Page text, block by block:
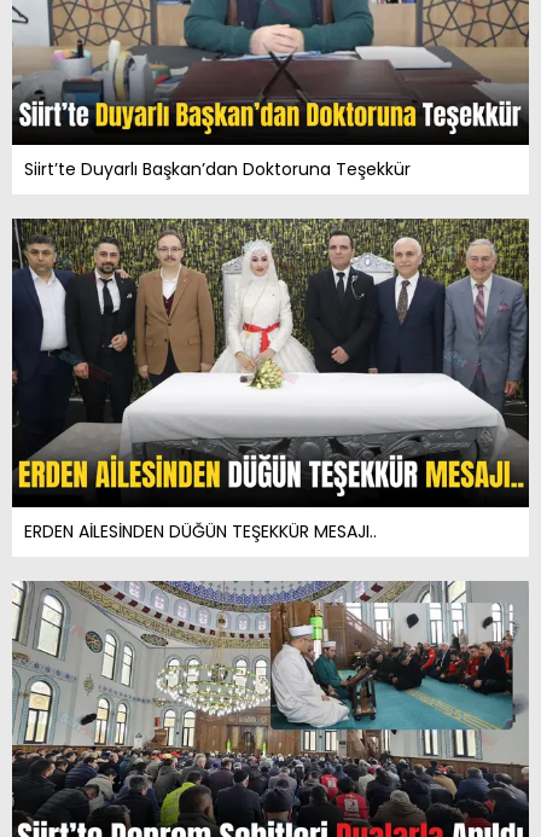
Siirt’te Duyarlı Başkan’dan Doktoruna Teşekkür
ERDEN AİLESİNDEN DÜĞÜN TEŞEKKÜR MESAJI..